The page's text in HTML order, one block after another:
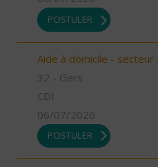
POSTULER
Aide à domicile - secteur
32 - Gers
CDI
06/07/2026
POSTULER